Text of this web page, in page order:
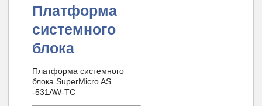
Платформа
системного
блока
Платформа системного
блока SuperMicro AS
-531AW-TC